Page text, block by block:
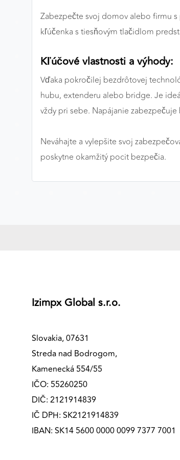
Zabezpečte svoj domov alebo firmu
kľúčenka s tiesňovým tlačidlom
Kľúčové vlastnosti a výhody:
Vďaka pokročilej bezdrôtovej
hubu, extenderu alebo bridge. Je
vždy pri sebe. Napájanie
Neváhajte a vylepšite svoj
poskytne okamžitý pocit bezpečia.
Izimpx Global s.r.o.
Slovakia, 07631
Streda nad Bodrogom,
Kamenecká 554/55
IČO: 55260250
DIČ: 2121914839
IČ DPH: SK2121914839
IBAN: SK14 5600 0000 0099 7377 7001
Preferenčné cookies
ANALYTICKÉ COOKIES
nášho webu. Ich pomocou určujeme
zdroje návštev našich webových
pomocou týchto cookies spracovávame
cookies môžeme optimalizovať výkon a
našich stránok.
Google Analytics
relevantnú reklamu, a to na našom webe
reklamných sieťach tretích strán.
Google Ads
Poskytovateľ: Google